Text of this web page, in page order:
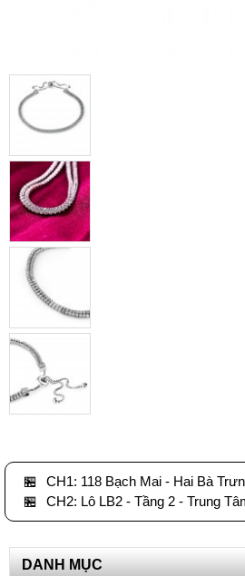
🏪
CH1: 118 Bạch Mai - Hai Bà
🏪
CH2: Lô LB2 - Tầng 2 - Trung
DANH MỤC